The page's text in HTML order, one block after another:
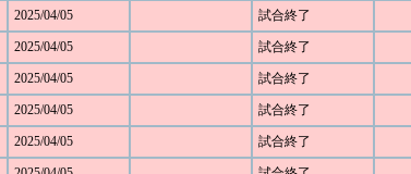
2025/04/05 試合終了
2025/04/05 試合終了
2025/04/05 試合終了
2025/04/05 試合終了
2025/04/05 試合終了